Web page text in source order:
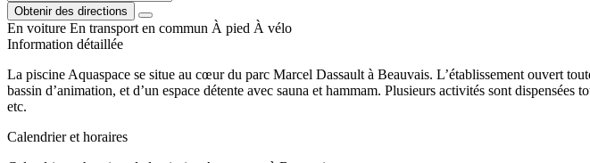
Obtenir des directions
En voiture En transport en commun À pied À vélo
Information détaillée
La piscine Aquaspace se situe au cœur du parc Marcel Dassault à Beauvais. L’établissement ouvert
bassin d’animation, et d’un espace détente avec sauna et hammam. Plusieurs activités sont
etc.
Calendrier et horaires